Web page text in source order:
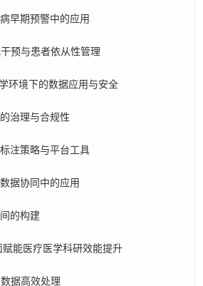
期预警中的应用
与患者依从性管理
境下的数据应用与安全
治理与合规性
策略与平台工具
协同中的应用
的构建
能医疗医学科研效能提升
据高效处理